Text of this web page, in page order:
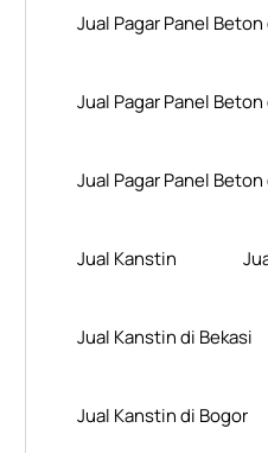
Jual Pagar Panel
Jual Pagar Panel
Jual Pagar Panel
Jual Kanstin
Jual Kanstin di Bekasi
Jual Kanstin di Bogor